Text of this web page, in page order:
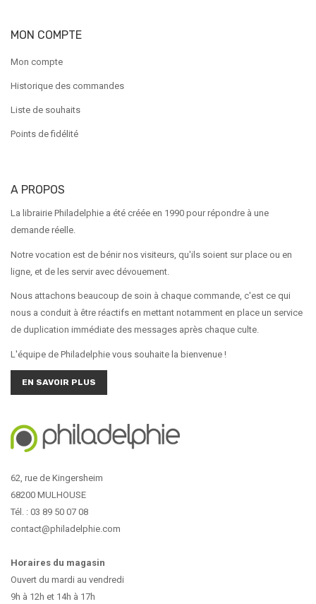
MON COMPTE
Mon compte
Historique des commandes
Liste de souhaits
Points de fidélité
A PROPOS
La librairie Philadelphie a été créée en 1990 pour répondre à une
demande réelle.
Notre vocation est de bénir nos visiteurs, qu'ils soient sur place ou en
ligne, et de les servir avec dévouement.
Nous attachons beaucoup de soin à chaque commande, c'est ce qui
nous a conduit à être réactifs en mettant notamment en place un service
de duplication immédiate des messages après chaque culte.
L'équipe de Philadelphie vous souhaite la bienvenue !
EN SAVOIR PLUS
62, rue de Kingersheim
68200 MULHOUSE
Tél. : 03 89 50 07 08
contact@philadelphie.com
Horaires du magasin
Ouvert du mardi au vendredi
9h à 12h et 14h à 17h